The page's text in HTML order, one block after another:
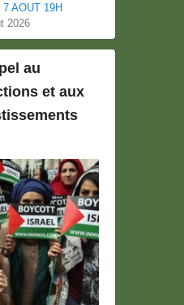
AOUT 19H
2026
au
et aux